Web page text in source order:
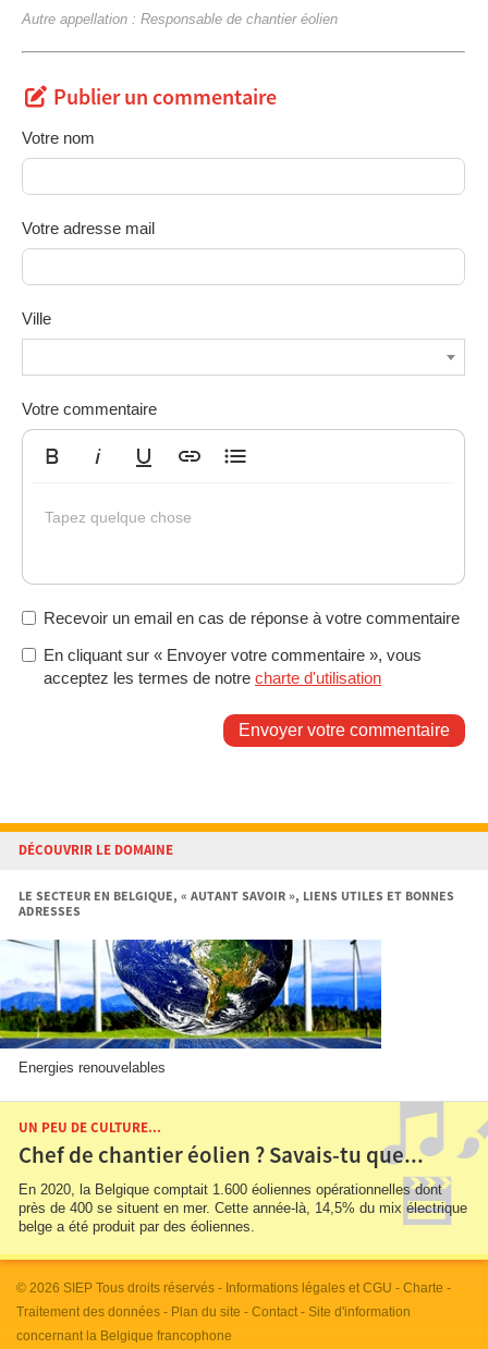
Autre appellation : Responsable de chantier éolien
Publier un commentaire
Votre nom
Votre adresse mail
Ville
Votre commentaire
Tapez quelque chose
Recevoir un email en cas de réponse à votre commentaire
En cliquant sur « Envoyer votre commentaire », vous
acceptez les termes de notre charte d'utilisation
Envoyer votre commentaire
DÉCOUVRIR LE DOMAINE
LE SECTEUR EN BELGIQUE, « AUTANT SAVOIR », LIENS UTILES ET BONNES
ADRESSES
Energies renouvelables
UN PEU DE CULTURE...
Chef de chantier éolien ? Savais-tu que...
En 2020, la Belgique comptait 1.600 éoliennes opérationnelles dont
près de 400 se situent en mer. Cette année-là, 14,5% du mix électrique
belge a été produit par des éoliennes.
© 2026 SIEP Tous droits réservés - Informations légales et CGU - Charte -
Traitement des données - Plan du site - Contact - Site d'information
concernant la Belgique francophone